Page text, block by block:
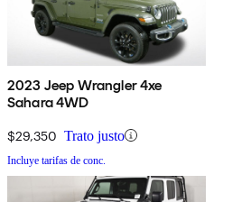
2023 Jeep Wrangler 4xe
Sahara 4WD
$29,350 Trato justo
Incluye tarifas de conc.